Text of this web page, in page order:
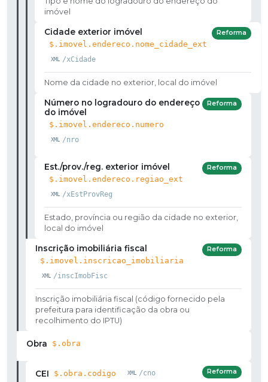
imóvel
Cidade exterior imóvel
$.imovel.endereco.nome_cidade_ext
/xCidade
Reforma
Nome da cidade no exterior, local do imóvel
Número no logradouro do endereço
do imóvel
$.imovel.endereco.numero
/nro
Reforma
Est./prov./reg. exterior imóvel
$.imovel.endereco.regiao_ext
/xEstProvReg
Reforma
Estado, província ou região da cidade no exterior,
local do imóvel
Inscrição imobiliária fiscal
$.imovel.inscricao_imobiliaria
/inscImobFisc
Reforma
Inscrição imobiliária fiscal (código fornecido pela
prefeitura para identificação da obra ou
recolhimento do IPTU)
Obra $.obra
CEI $.obra.codigo /cno Reforma